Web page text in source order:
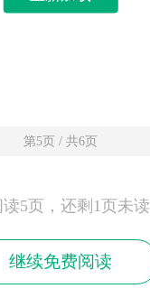
第5页 / 共6页
读5页，还剩1页未读
继续免费阅读